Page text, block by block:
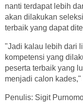
nanti terdapat lebih
akan dilakukan
terbaik yang dapat
"Jadi kalau lebih dari
kompetensi yang
peserta terbaik yang
menjadi calon
Penulis: Sigit